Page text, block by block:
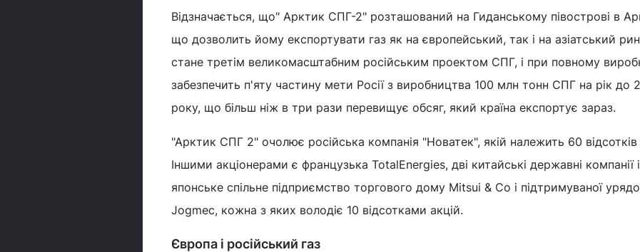
Відзначається, що" Арктик СПГ-2" розташований на Гиданському півострові в
що дозволить йому експортувати газ як на європейський, так і на азіатський
стане третім великомасштабним російським проектом СПГ, і при повному
забезпечить п'яту частину мети Росії з виробництва 100 млн тонн СПГ на рік до
року, що більш ніж в три рази перевищує обсяг, який країна експортує зараз.
"Арктик СПГ 2" очолює російська компанія "Новатек", якій належить 60 відсотків
Іншими акціонерами є французька TotalEnergies, дві китайські державні компанії і
японське спільне підприємство торгового дому Mitsui & Co і підтримуваної
Jogmec, кожна з яких володіє 10 відсотками акцій.
Європа і російський газ